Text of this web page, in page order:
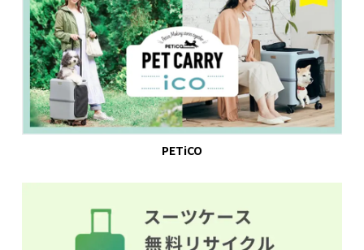
PETiCO